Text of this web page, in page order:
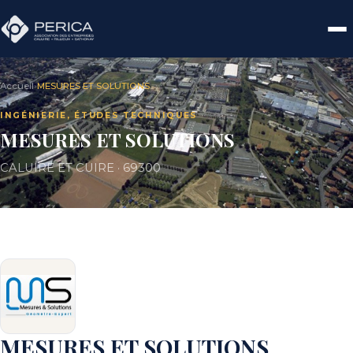
Accueil›MESURES ET SOLUTIONS
INGÉNIERIE, ÉTUDES TECHNIQUES
MESURES ET SOLUTIONS
CALUIRE ET CUIRE · 69300
MESURES ET SOLUTIONS